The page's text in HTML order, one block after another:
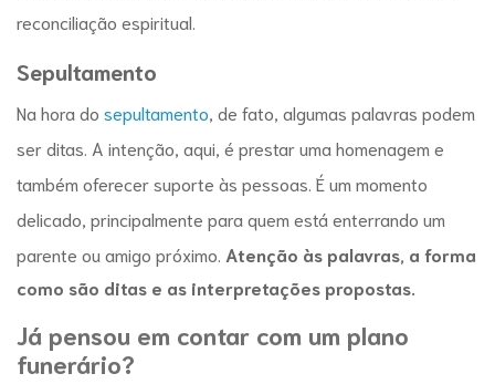
reconciliação espiritual.
Sepultamento
Na hora do sepultamento, de fato, algumas palavras podem
ser ditas. A intenção, aqui, é prestar uma homenagem e
também oferecer suporte às pessoas. É um momento
delicado, principalmente para quem está enterrando um
parente ou amigo próximo. Atenção às palavras, a forma
como são ditas e as interpretações propostas.
Já pensou em contar com um plano
funerário?